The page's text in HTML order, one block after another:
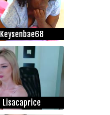
Keysenbae68
Lisacaprice